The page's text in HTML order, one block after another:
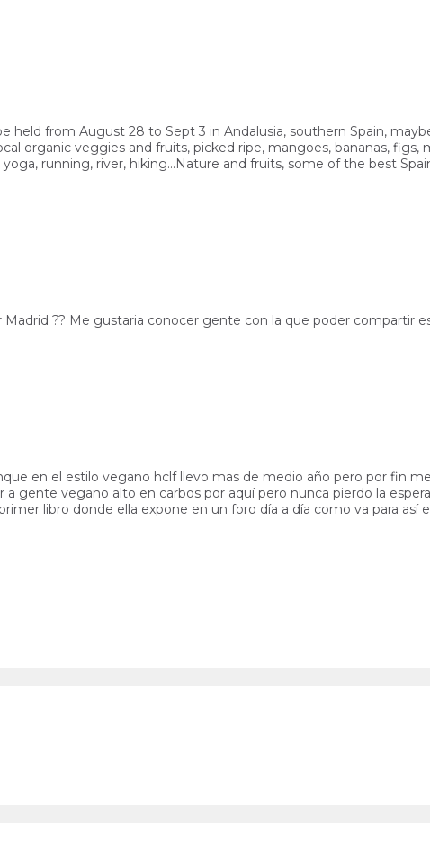
held from August 28 to Sept 3 in Andalusia, southern Spain,
organic veggies and fruits, picked ripe, mangoes, bananas, figs,
running, river, hiking...Nature and fruits, some of the best
Madrid ?? Me gustaria conocer gente con la que poder compartir
en el estilo vegano hclf llevo mas de medio año pero por fin
a gente vegano alto en carbos por aquí pero nunca pierdo la
libro donde ella expone en un foro día a día como va para así